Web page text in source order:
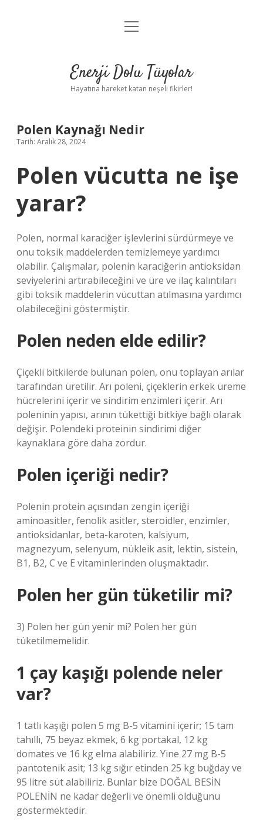
Anasayfa
Yasal Uyarı
menüyü
Enerji Dolu Tüyolar
Hayatına hareket katan neşeli fikirler!
Polen Kaynağı Nedir
Tarih: Aralık 28, 2024
Polen vücutta ne işe
yarar?
Polen, normal karaciğer işlevlerini sürdürmeye ve
onu toksik maddelerden temizlemeye yardımcı
olabilir. Çalışmalar, polenin karaciğerin antioksidan
seviyelerini artırabileceğini ve üre ve ilaç kalıntıları
gibi toksik maddelerin vücuttan atılmasına yardımcı
olabileceğini göstermiştir.
Polen neden elde edilir?
Çiçekli bitkilerde bulunan polen, onu toplayan arılar
tarafından üretilir. Arı poleni, çiçeklerin erkek üreme
hücrelerini içerir ve sindirim enzimleri içerir. Arı
poleninin yapısı, arının tükettiği bitkiye bağlı olarak
değişir. Polendeki proteinin sindirimi diğer
kaynaklara göre daha zordur.
Polen içeriği nedir?
Polenin protein açısından zengin içeriği
aminoasitler, fenolik asitler, steroidler, enzimler,
antioksidanlar, beta-karoten, kalsiyum,
magnezyum, selenyum, nükleik asit, lektin, sistein,
B1, B2, C ve E vitaminlerinden oluşmaktadır.
Polen her gün tüketilir mi?
3) Polen her gün yenir mi? Polen her gün
tüketilmemelidir.
1 çay kaşığı polende neler
var?
1 tatlı kaşığı polen 5 mg B-5 vitamini içerir; 15 tam
tahıllı, 75 beyaz ekmek, 6 kg portakal, 12 kg
domates ve 16 kg elma alabiliriz. Yine 27 mg B-5
pantotenik asit; 13 kg sığır etinden 25 kg buğday ve
95 litre süt alabiliriz. Bunlar bize DOĞAL BESİN
POLENİN ne kadar değerli ve önemli olduğunu
göstermektedir.